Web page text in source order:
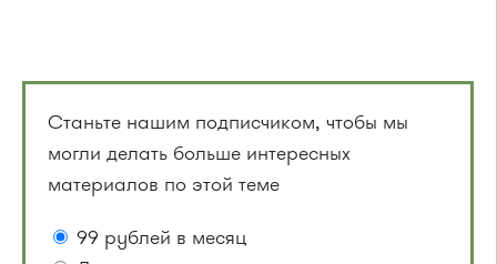
Станьте нашим подписчиком, чтобы мы
могли делать больше интересных
материалов по этой теме
99 рублей в месяц